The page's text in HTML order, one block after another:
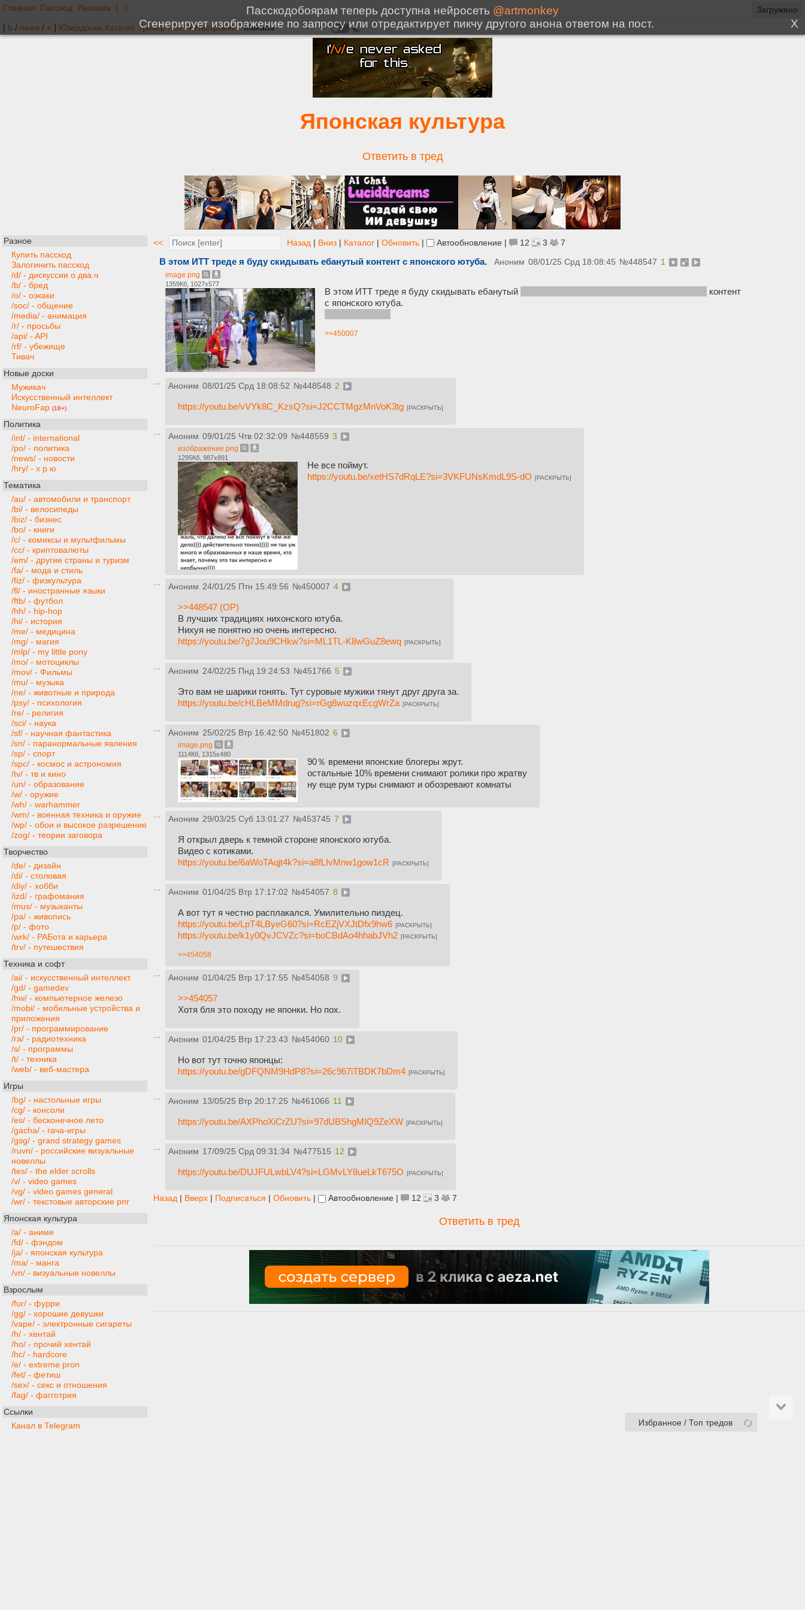
Главная Пасскод Реклама [...]
[ b / news / + ] Юзердоски Каталог Трекер NSFW Настройки
Японская культура
Ответить в тред
Разное
Купить пасскод
Залогинить пасскод
/d/ - дискуссии о два.ч
/b/ - бред
/o/ - оэкаки
/soc/ - общение
/media/ - анимация
/r/ - просьбы
/api/ - API
/rf/ - убежище
Тивач
Новые доски
Мужикач
Искусственный интеллект
NeuroFap (18+)
Политика
/int/ - international
/po/ - политика
/news/ - новости
/hry/ - х р ю
Тематика
/au/ - автомобили и транспорт
/bi/ - велосипеды
/biz/ - бизнес
/bo/ - книги
/c/ - комиксы и мультфильмы
/cc/ - криптовалюты
/em/ - другие страны и туризм
/fa/ - мода и стиль
/fiz/ - физкультура
/fl/ - иностранные языки
/ftb/ - футбол
/hh/ - hip-hop
/hi/ - история
/me/ - медицина
/mg/ - магия
/mlp/ - my little pony
/mo/ - мотоциклы
/mov/ - Фильмы
/mu/ - музыка
/ne/ - животные и природа
/psy/ - психология
/re/ - религия
/sci/ - наука
/sf/ - научная фантастика
/sn/ - паранормальные явления
/sp/ - спорт
/spc/ - космос и астрономия
/tv/ - тв и кино
/un/ - образование
/w/ - оружие
/wh/ - warhammer
/wm/ - военная техника и оружие
/wp/ - обои и высокое разрешение
/zog/ - теории заговора
Творчество
/de/ - дизайн
/di/ - столовая
/diy/ - хобби
/izd/ - графомания
/mus/ - музыканты
/pa/ - живопись
/p/ - фото
/wrk/ - РАБота и карьера
/trv/ - путешествия
Техника и софт
/ai/ - искусственный интеллект
/gd/ - gamedev
/hw/ - компьютерное железо
/mobi/ - мобильные устройства и
приложения
/pr/ - программирование
/ra/ - радиотехника
/s/ - программы
/t/ - техника
/web/ - веб-мастера
Игры
/bg/ - настольные игры
/cg/ - консоли
/es/ - бесконечное лето
/gacha/ - гача-игры
/gsg/ - grand strategy games
/ruvn/ - российские визуальные
новеллы
/tes/ - the elder scrolls
/v/ - video games
/vg/ - video games general
/wr/ - текстовые авторские рпг
Японская культура
/a/ - аниме
/fd/ - фэндом
/ja/ - японская культура
/ma/ - манга
/vn/ - визуальные новеллы
Взрослым
/fur/ - фурри
/gg/ - хорошие девушки
/vape/ - электронные сигареты
/h/ - хентай
/ho/ - прочий хентай
/hc/ - hardcore
/e/ - extreme pron
/fet/ - фетиш
/sex/ - секс и отношения
/fag/ - фагготрия
Ссылки
Канал в Telegram
<< Назад | Вниз | Каталог | Обновить | Автообновление | 12 3 7
В этом ИТТ треде я буду скидывать ебанутый контент с японского ютуба. Аноним 08/01/25 Срд 18:08:45 №448547 1
image.png
1359Кб, 1027x577
В этом ИТТ треде я буду скидывать ебанутый
контент
с японского ютуба.
>>450007
Аноним 08/01/25 Срд 18:08:52 №448548 2
https://youtu.be/vVYk8C_KzsQ?si=J2CCTMgzMnVoK3tg [РАСКРЫТЬ]
Аноним 09/01/25 Чтв 02:32:09 №448559 3
изображение.png
1295Кб, 987x891
Не все поймут.
https://youtu.be/xetHS7dRqLE?si=3VKFUNsKmdL9S-dO [РАСКРЫТЬ]
Аноним 24/01/25 Птн 15:49:56 №450007 4
>>448547 (OP)
В лучших традициях нихонского ютуба.
Нихуя не понятно но очень интересно.
https://youtu.be/7g7Jou9CHkw?si=ML1TL-K8wGuZ8ewq [РАСКРЫТЬ]
Аноним 24/02/25 Пнд 19:24:53 №451766 5
Это вам не шарики гонять. Тут суровые мужики тянут друг друга за.
https://youtu.be/cHLBeMMdrug?si=rGg8wuzqxEcgWrZa [РАСКРЫТЬ]
Аноним 25/02/25 Втр 16:42:50 №451802 6
image.png
1114Кб, 1315x480
90％ времени японские блогеры жрут.
остальные 10% времени снимают ролики про жратву
ну еще рум туры снимают и обозревают комнаты
Аноним 29/03/25 Суб 13:01:27 №453745 7
Я открыл дверь к темной стороне японского ютуба.
Видео с котиками.
https://youtu.be/6aWoTAqjt4k?si=a8fLIvMnw1gow1cR [РАСКРЫТЬ]
Аноним 01/04/25 Втр 17:17:02 №454057 8
А вот тут я честно расплакался. Умилительно пиздец.
https://youtu.be/LpT4LByeG60?si=RcEZjVXJtDfx9hw6 [РАСКРЫТЬ]
https://youtu.be/k1y0QvJCVZc?si=boCBdAo4hhabJVh2 [РАСКРЫТЬ]
>>454058
Аноним 01/04/25 Втр 17:17:55 №454058 9
>>454057
Хотя бля это походу не японки. Но пох.
Аноним 01/04/25 Втр 17:23:43 №454060 10
Но вот тут точно японцы:
https://youtu.be/gDFQNM9HdP8?si=26c967iTBDK7bDm4 [РАСКРЫТЬ]
Аноним 13/05/25 Втр 20:17:25 №461066 11
https://youtu.be/AXPhoXiCrZU?si=97dUBShgMIQ9ZeXW [РАСКРЫТЬ]
Аноним 17/09/25 Срд 09:31:34 №477515 12
https://youtu.be/DUJFULwbLV4?si=LGMvLY8ueLkT675O [РАСКРЫТЬ]
Загружено
Назад Вверх Подписаться Обновить Автообновление 12 3 7
Ответить в тред
Избранное / Топ тредов